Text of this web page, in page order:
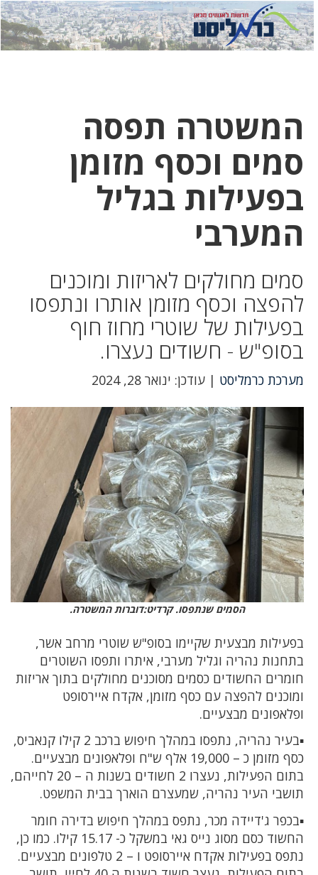
לחץ
כאן
לחץ
כדי
המשטרה תפסה
סמים וכסף מזומן
בפעילות בגליל
המערבי
סמים מחולקים לאריזות ומוכנים
להפצה וכסף מזומן אותרו ונתפסו
בפעילות של שוטרי מחוז חוף
בסופ"ש - חשודים נעצרו.
מערכת כרמליסט | עודכן: ינואר 28, 2024
הסמים שנתפסו. קרדיט:דוברות המשטרה.
בפעילות מבצעית שקיימו בסופ"ש שוטרי מרחב אשר,
בתחנות נהריה וגליל מערבי, איתרו ותפסו השוטרים
חומרים החשודים כסמים מסוכנים מחולקים בתוך אריזות
ומוכנים להפצה עם כסף מזומן, אקדח איירסופט
ופלאפונים מבצעיים.
▪️בעיר נהריה, נתפסו במהלך חיפוש ברכב 2 קילו קנאביס,
כסף מזומן כ – 19,000 אלף ש"ח ופלאפונים מבצעיים.
בתום הפעילות, נעצרו 2 חשודים בשנות ה – 20 לחייהם,
תושבי העיר נהריה, שמעצרם הוארך בבית המשפט.
▪️בכפר ג'דיידה מכר, נתפס במהלך חיפוש בדירה חומר
החשוד כסם מסוג נייס גאי במשקל כ- 15.17 קילו. כמו כן,
נתפס בפעילות אקדח איירסופט ו – 2 טלפונים מבצעיים.